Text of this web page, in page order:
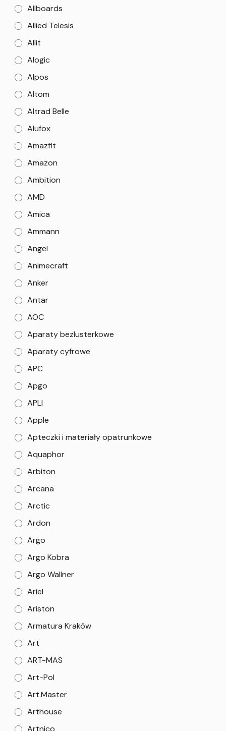
Allboards
Allied Telesis
Allit
Alogic
Alpos
Altom
Altrad Belle
Alufox
Amazfit
Amazon
Ambition
AMD
Amica
Ammann
Angel
Animecraft
Anker
Antar
AOC
Aparaty bezlusterkowe
Aparaty cyfrowe
APC
Apgo
APLI
Apple
Apteczki i materiały opatrunkowe
Aquaphor
Arbiton
Arcana
Arctic
Ardon
Argo
Argo Kobra
Argo Wallner
Ariel
Ariston
Armatura Kraków
Art
ART-MAS
Art-Pol
Art.Master
Arthouse
Artnico